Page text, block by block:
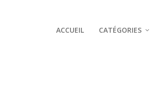
ACCUEIL CATÉGORIES